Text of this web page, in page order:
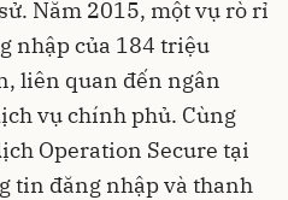
Năm 2015, một vụ rò rỉ
nhập của 184 triệu
liên quan đến ngân
vụ chính phủ. Cùng
Operation Secure tại
tin đăng nhập và thanh